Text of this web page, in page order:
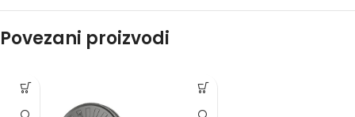
Povezani proizvodi